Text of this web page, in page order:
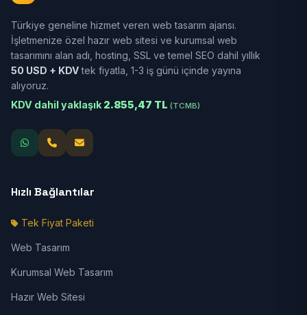
Türkiye geneline hizmet veren web tasarım ajansı.
İşletmenize özel hazır web sitesi ve kurumsal web
tasarımını alan adı, hosting, SSL ve temel SEO dahil yıllık
50 USD + KDVtek fiyatla, 1-3 iş günü içinde yayına
alıyoruz.
KDV dahil yaklaşık 2.855,47 TL (TCMB)
Hızlı Bağlantılar
Tek Fiyat Paketi
Web Tasarım
Kurumsal Web Tasarım
Hazır Web Sitesi